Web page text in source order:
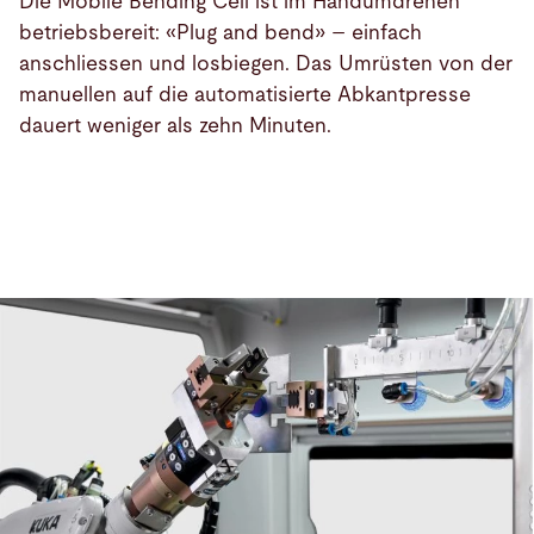
betriebsbereit: «Plug and bend» – einfach
anschliessen und losbiegen. Das Umrüsten von der
manuellen auf die automatisierte Abkantpresse
dauert weniger als zehn Minuten.